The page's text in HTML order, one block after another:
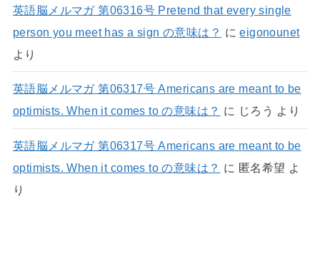
英語脳メルマガ 第06316号 Pretend that every single
person you meet has a sign の意味は？ にeigonounet
より
英語脳メルマガ 第06317号 Americans are meant to be
optimists. When it comes to の意味は？ に じろう より
英語脳メルマガ 第06317号 Americans are meant to be
optimists. When it comes to の意味は？ に 匿名希望 よ
り